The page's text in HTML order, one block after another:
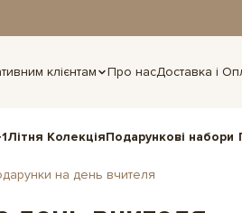
клієнтам Про насДоставка і
Літня КолекціяПодарункові набори
на день вчителя